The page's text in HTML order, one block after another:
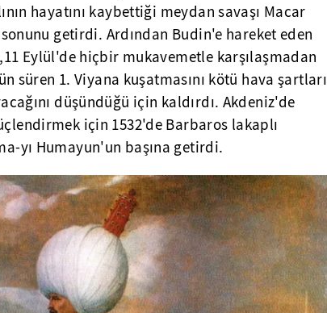
hayatını kaybettiği meydan savaşı Macar
getirdi. Ardından Budin'e hareket eden
Eylül'de hiçbir mukavemetle karşılaşmadan
süren 1. Viyana kuşatmasını kötü hava şartları
düşündüğü için kaldırdı. Akdeniz'de
için 1532'de Barbaros lakaplı
yı Humayun'un başına getirdi.